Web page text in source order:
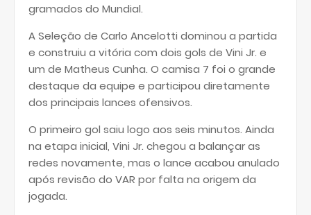
gramados do Mundial.
A Seleção de Carlo Ancelotti dominou a partida
e construiu a vitória com dois gols de Vini Jr. e
um de Matheus Cunha. O camisa 7 foi o grande
destaque da equipe e participou diretamente
dos principais lances ofensivos.
O primeiro gol saiu logo aos seis minutos. Ainda
na etapa inicial, Vini Jr. chegou a balançar as
redes novamente, mas o lance acabou anulado
após revisão do VAR por falta na origem da
jogada.